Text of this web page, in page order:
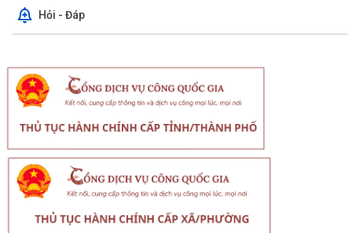
Tổ chức bộ máy
Di sản - Văn hóa
Hỏi - Đáp